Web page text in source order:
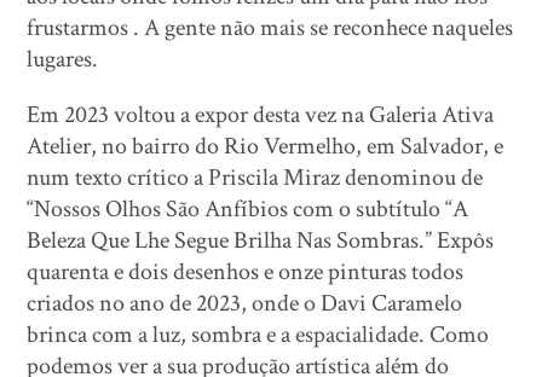
frustarmos . A gente não mais se reconhece naqueles
lugares.
Em 2023 voltou a expor desta vez na Galeria Ativa
Atelier, no bairro do Rio Vermelho, em Salvador, e
num texto crítico a Priscila Miraz denominou de
“Nossos Olhos São Anfíbios com o subtítulo “A
Beleza Que Lhe Segue Brilha Nas Sombras.” Expôs
quarenta e dois desenhos e onze pinturas todos
criados no ano de 2023, onde o Davi Caramelo
brinca com a luz, sombra e a espacialidade. Como
podemos ver a sua produção artística além do